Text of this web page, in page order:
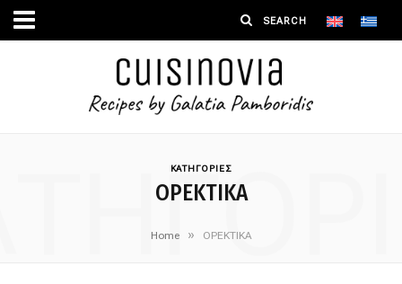
ΚΑΤΗΓΟΡΙΕΣ
ΟΡΕΚΤΙΚΑ
Home » ΟΡΕΚΤΙΚΑ